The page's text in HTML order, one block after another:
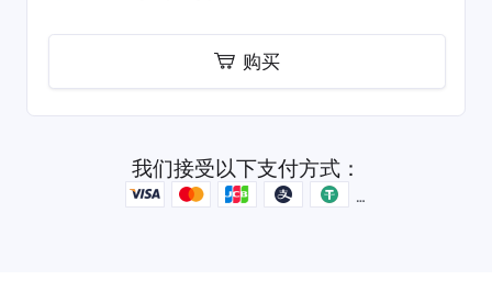
购买
我们接受以下支付方式：